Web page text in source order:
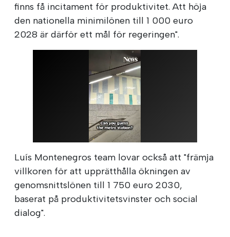
finns få incitament för produktivitet. Att höja
den nationella minimilönen till 1 000 euro
2028 är därför ett mål för regeringen".
Luís Montenegros team lovar också att "främja
villkoren för att upprätthålla ökningen av
genomsnittslönen till 1 750 euro 2030,
baserat på produktivitetsvinster och social
dialog".